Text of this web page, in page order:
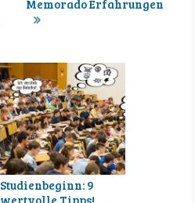
Memorado Erfahrungen
Studienbeginn: 9
wertvolle Tipps!